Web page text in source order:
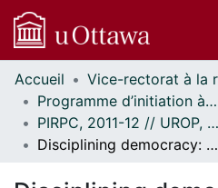
Communautés
et collections
Parcourir
Statistiques
À propos
Accueil
Programme d’initiation à la recherche au premier cycle (PIRPC) // Undergraduate Research Opportunity Program (UROP)
PIRPC, 2011-12 // UROP, 2011-12
Disciplining democracy: do poverty reduction strategy papers allow for less or more exclusionary democracy in Africa?